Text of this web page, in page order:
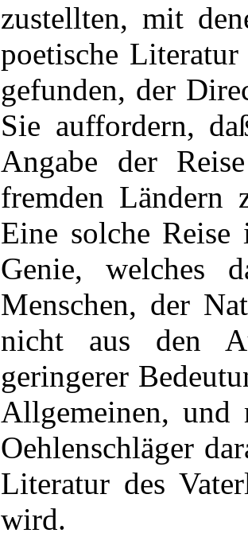
zustellten, mit
poetische
gefunden, der
Sie auffordern,
Angabe der
fremden Ländern
Eine solche
Genie, welches
Menschen, der
nicht aus den
geringerer
Allgemeinen,
Oehlenschläger
Literatur des
wird.